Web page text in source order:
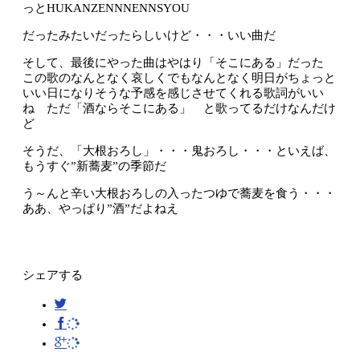
っとHUKANZENNNENNSYOU
だったみたいだったらしいけど・・・いい曲だ
そして、最後にやった曲はやはり「そこにある」だった
この歌のなんとなく哀しくでもなんとなく明日がちょっと
いい日になりそうな予感を感じさせてくれる歌詞がいい
ね ただ「酒ならそこにある」 と歌ってるだけなんだけ
ど
そうだ、「大根おろし」・・・鬼おろし・・・といえば、
もうすぐ”新蕎麦”の季節だ
う～んと辛い大根おろしの入ったつゆで蕎麦を食う・・・
ああ、やっぱり”酒”だよねえ
シェアする